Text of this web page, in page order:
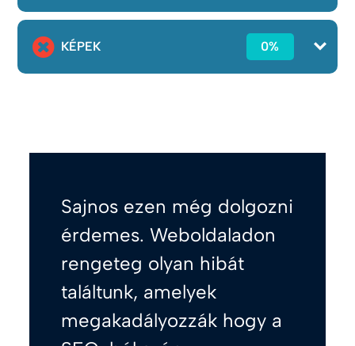
KÉPEK 0%
Sajnos ezen még dolgozni
érdemes. Weboldaladon
rengeteg olyan hibát
találtunk, amelyek
megakadályozzák hogy a